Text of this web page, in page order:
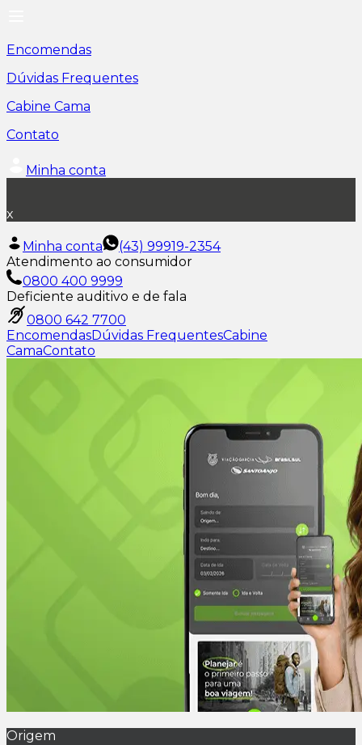
Encomendas
Dúvidas Frequentes
Cabine Cama
Contato
Minha conta
x
Minha conta
(43) 99919-2354
Atendimento ao consumidor
0800 400 9999
Deficiente auditivo e de fala
0800 642 7700
EncomendasDúvidas FrequentesCabine
CamaContato
Origem